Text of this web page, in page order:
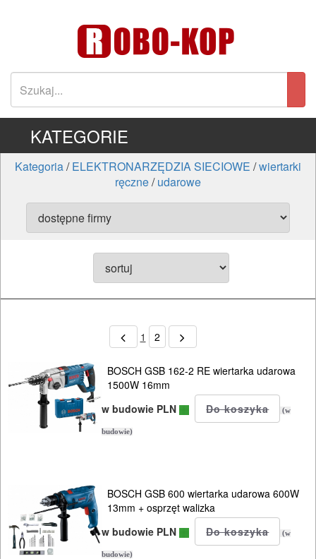
KATEGORIE
Kategoria/ELEKTRONARZĘDZIA SIECIOWE /wiertarki
ręczne/udarowe
1 2
BOSCH GSB 162-2 RE wiertarka udarowa
1500W 16mm
w budowie PLN
(w
budowie)
BOSCH GSB 600 wiertarka udarowa 600W
13mm + osprzęt walizka
w budowie PLN
(w
budowie)